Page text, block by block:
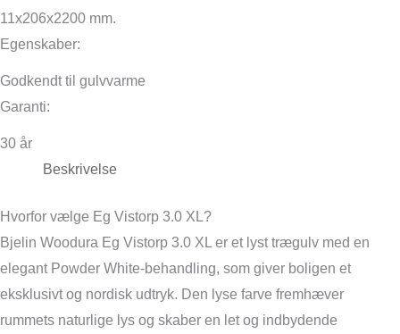
11x206x2200 mm.
Egenskaber:
Godkendt til gulvvarme
Garanti:
30 år
Beskrivelse
Hvorfor vælge Eg Vistorp 3.0 XL?
Bjelin Woodura Eg Vistorp 3.0 XL er et lyst trægulv med en
elegant Powder White-behandling, som giver boligen et
eksklusivt og nordisk udtryk. Den lyse farve fremhæver
rummets naturlige lys og skaber en let og indbydende